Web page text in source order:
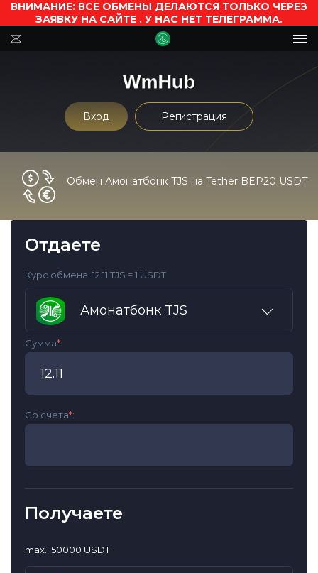
ВНИМАНИЕ: ВСЕ ОБМЕНЫ ДЕЛАЮТСЯ ТОЛЬКО ЧЕРЕЗ
ЗАЯВКУ НА САЙТЕ . У НАС НЕТ ТЕЛЕГРАММА.
Вход Регистрация
Обмен Амонатбонк TJS на Tether BEP20 USDT
Отдаете
Курс обмена: 12.11 TJS = 1 USDT
Амонатбонк TJS
Сумма*:
Со счета*:
Получаете
max.: 50000 USDT